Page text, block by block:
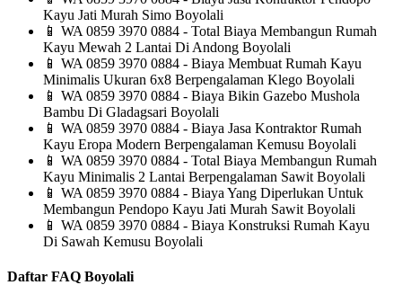
Kayu Jati Murah Simo Boyolali
📱 WA 0859 3970 0884 - Total Biaya Membangun Rumah
Kayu Mewah 2 Lantai Di Andong Boyolali
📱 WA 0859 3970 0884 - Biaya Membuat Rumah Kayu
Minimalis Ukuran 6x8 Berpengalaman Klego Boyolali
📱 WA 0859 3970 0884 - Biaya Bikin Gazebo Mushola
Bambu Di Gladagsari Boyolali
📱 WA 0859 3970 0884 - Biaya Jasa Kontraktor Rumah
Kayu Eropa Modern Berpengalaman Kemusu Boyolali
📱 WA 0859 3970 0884 - Total Biaya Membangun Rumah
Kayu Minimalis 2 Lantai Berpengalaman Sawit Boyolali
📱 WA 0859 3970 0884 - Biaya Yang Diperlukan Untuk
Membangun Pendopo Kayu Jati Murah Sawit Boyolali
📱 WA 0859 3970 0884 - Biaya Konstruksi Rumah Kayu
Di Sawah Kemusu Boyolali
Daftar FAQ Boyolali